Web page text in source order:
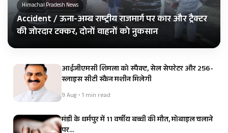
Himachal Pradesh News
Accident / ऊना-अम्ब राष्ट्रीय राजमार्ग पर कार और ट्रैक्टर
की जोरदार टक्कर, दोनों वाहनों को नुकसान
आईजीएमसी शिमला को स्पैक्ट, सेल सेपरेटर और 256-
स्लाइस सीटी स्कैन मशीन मिलेगी
9 Aug • 1 min read
मंडी के धर्मपुर में 11 वर्षीय बच्ची की मौत, मोबाइल चलाने